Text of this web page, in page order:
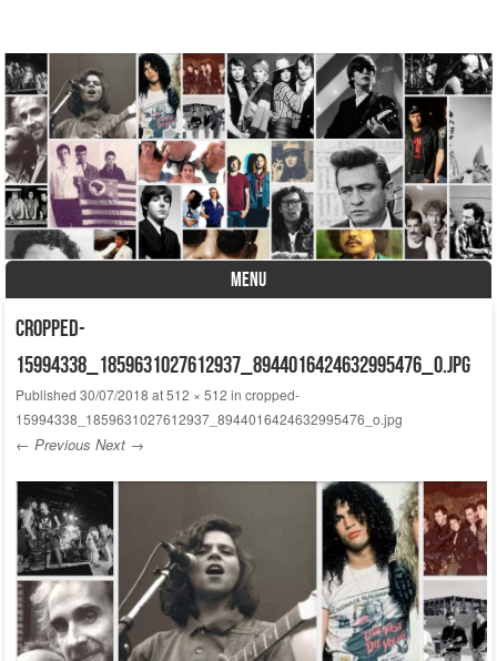
A História do Disco
MENU
cropped-
15994338_1859631027612937_8944016424632995476_o.jpg
Published 30/07/2018 at512 × 512 in cropped-
15994338_1859631027612937_8944016424632995476_o.jpg
← Previous Next →